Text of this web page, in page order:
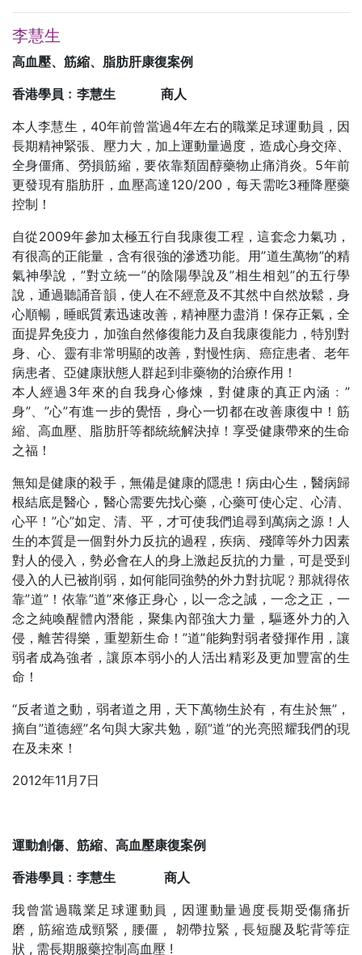
李慧生
高血壓、筋縮、脂肪肝康復案例
香港學員﹕李慧生 商人
本人李慧生，40年前曾當過4年左右的職業足球運動員，因
長期精神緊張、壓力大，加上運動量過度，造成心身交瘁、
全身僵痛、勞損筋縮，要依靠類固醇藥物止痛消炎。5年前
更發現有脂肪肝，血壓高達120/200，每天需吃3種降壓藥
控制！
自從2009年參加太極五行自我康復工程，這套念力氣功，
有很高的正能量，含有很強的滲透功能。用”道生萬物”的精
氣神學說，”對立統一”的陰陽學說及”相生相剋”的五行學
說，通過聽誦音韻，使人在不經意及不其然中自然放鬆，身
心順暢，睡眠質素迅速改善，精神壓力盡消！保存正氣，全
面提昇免疫力，加強自然修復能力及自我康復能力，特別對
身、心、靈有非常明顯的改善，對慢性病、癌症患者、老年
病患者、亞健康狀態人群起到非藥物的治療作用！
本人經過3年來的自我身心修煉，對健康的真正內涵﹕”
身”、”心”有進一步的覺悟，身心一切都在改善康復中！筋
縮、高血壓、脂肪肝等都統統解決掉！享受健康帶來的生命
之福！
無知是健康的殺手，無備是健康的隱患！病由心生，醫病歸
根結底是醫心，醫心需要先找心藥，心藥可使心定、心清、
心平！”心”如定、清、平，才可使我們追尋到萬病之源！人
生的本質是一個對外力反抗的過程，疾病、殘障等外力因素
對人的侵入，勢必會在人的身上激起反抗的力量，可是受到
侵入的人已被削弱，如何能同強勢的外力對抗呢﹖那就得依
靠”道”！依靠”道”來修正身心，以一念之誠，一念之正，一
念之純喚醒體內潛能，聚集內部強大力量，驅逐外力的入
侵，離苦得樂，重塑新生命！”道”能夠對弱者發揮作用，讓
弱者成為強者，讓原本弱小的人活出精彩及更加豐富的生
命！
“反者道之動，弱者道之用，天下萬物生於有，有生於無”，
摘自”道德經”名句與大家共勉，願”道”的光亮照耀我們的現
在及未來！
2012年11月7日
運動創傷、筋縮、高血壓康復案例
香港學員﹕李慧生 商人
我曾當過職業足球運動員 , 因運動量過度長期受傷痛折
磨 , 筋縮造成頸緊 , 腰僵 , 韌帶拉緊 , 長短腿及駝背等症
狀 , 需長期服藥控制高血壓 !